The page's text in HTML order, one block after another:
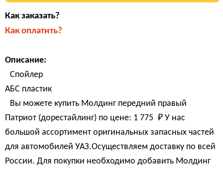
Как заказать?
Как оплатить?
Описание:
Спойлер
АБС пластик
Вы можете купить Молдинг передний правый
Патриот (дорестайлинг) по цене: 1 775 ₽ У нас
большой ассортимент оригинальных запасных частей
для автомобилей УАЗ.Осуществляем доставку по всей
России. Для покупки необходимо добавить Молдинг